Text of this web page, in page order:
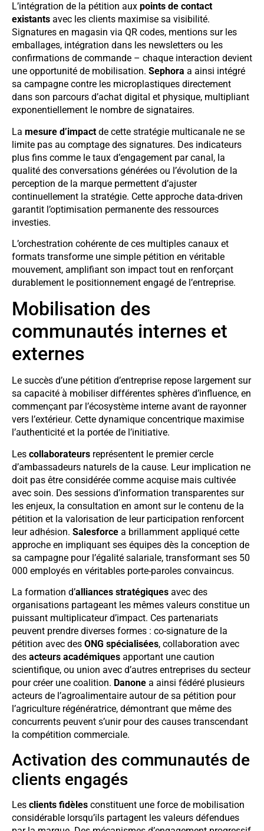
L’intégration de la pétition aux points de contact
existants avec les clients maximise sa visibilité.
Signatures en magasin via QR codes, mentions sur les
emballages, intégration dans les newsletters ou les
confirmations de commande – chaque interaction devient
une opportunité de mobilisation. Sephora a ainsi intégré
sa campagne contre les microplastiques directement
dans son parcours d’achat digital et physique, multipliant
exponentiellement le nombre de signataires.
La mesure d’impact de cette stratégie multicanale ne se
limite pas au comptage des signatures. Des indicateurs
plus fins comme le taux d’engagement par canal, la
qualité des conversations générées ou l’évolution de la
perception de la marque permettent d’ajuster
continuellement la stratégie. Cette approche data-driven
garantit l’optimisation permanente des ressources
investies.
L’orchestration cohérente de ces multiples canaux et
formats transforme une simple pétition en véritable
mouvement, amplifiant son impact tout en renforçant
durablement le positionnement engagé de l’entreprise.
Mobilisation des
communautés internes et
externes
Le succès d’une pétition d’entreprise repose largement sur
sa capacité à mobiliser différentes sphères d’influence, en
commençant par l’écosystème interne avant de rayonner
vers l’extérieur. Cette dynamique concentrique maximise
l’authenticité et la portée de l’initiative.
Les collaborateurs représentent le premier cercle
d’ambassadeurs naturels de la cause. Leur implication ne
doit pas être considérée comme acquise mais cultivée
avec soin. Des sessions d’information transparentes sur
les enjeux, la consultation en amont sur le contenu de la
pétition et la valorisation de leur participation renforcent
leur adhésion. Salesforce a brillamment appliqué cette
approche en impliquant ses équipes dès la conception de
sa campagne pour l’égalité salariale, transformant ses 50
000 employés en véritables porte-paroles convaincus.
La formation d’alliances stratégiques avec des
organisations partageant les mêmes valeurs constitue un
puissant multiplicateur d’impact. Ces partenariats
peuvent prendre diverses formes : co-signature de la
pétition avec des ONG spécialisées, collaboration avec
des acteurs académiques apportant une caution
scientifique, ou union avec d’autres entreprises du secteur
pour créer une coalition. Danone a ainsi fédéré plusieurs
acteurs de l’agroalimentaire autour de sa pétition pour
l’agriculture régénératrice, démontrant que même des
concurrents peuvent s’unir pour des causes transcendant
la compétition commerciale.
Activation des communautés de
clients engagés
Les clients fidèles constituent une force de mobilisation
considérable lorsqu’ils partagent les valeurs défendues